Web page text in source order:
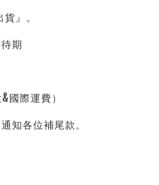
』。
期
國際運費）
知各位補尾款。